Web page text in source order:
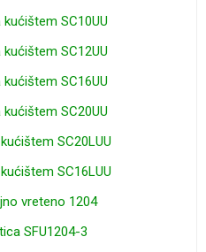
SC10UU
SC12UU
SC16UU
SC20UU
SC20LUU
SC16LUU
vreteno 1204
SFU1204-3